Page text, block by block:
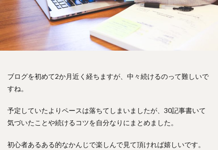
ブログを初めて2か月近く経ちますが、中々続けるのって難しいで
すね。
予定していたよりペースは落ちてしまいましたが、30記事書いて
気づいたことや続けるコツを自分なりにまとめました。
初心者あるある的なかんじで楽しんで見て頂ければ嬉しいです。